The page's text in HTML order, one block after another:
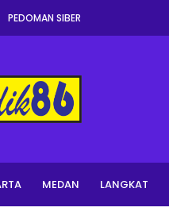
PEDOMAN SIBER
MEDAN LANGKAT